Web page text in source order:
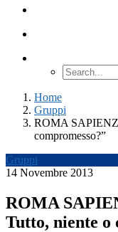
Home
Gruppi
ROMA
compromesso?”
Gruppi
14 Novembre 2013
ROMA
Tutto, niente o